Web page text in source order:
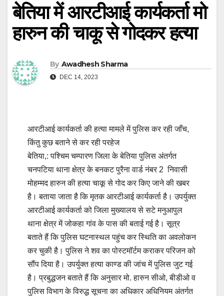
बेतिया में आरटीआई कार्यकर्ता मो
हारुन की चाकू से गोदकर हत्या
By Awadhesh Sharma
DEC 14, 2023
आरटीआई कार्यकर्ता की हत्या मामले में पुलिस कर रही जाँच,
किंतु कुछ बताने से कर रही परहेज
बेतिया,: पश्चिम चम्पारण जिला के बेतिया पुलिस अंतर्गत
चनपटिया थाना क्षेत्र के बनकट पुरैना वार्ड नंबर 2 निवासी
मोहम्मद हारुन की हत्या चाकू से गोद कर किए जाने की खबर
है। बताया जाता है कि मृतक आरटीआई कार्यकर्ता है। उपर्युक्त
आरटीआई कार्यकर्ता को जिला मुख्यालय से सटे मनुआपुल
थाना क्षेत्र में जोकहा गांव के पास की बताई गई है। सूत्र
बताते हैं कि पुलिस घटनास्थल पहुंच कर स्थिति का अवलोकन
कर चुकी है। पुलिस ने शव का पोस्टमॉर्टम कराकर परिजन को
सौंप दिया है। उपर्युक्त हत्या काण्ड की जांच में पुलिस जुट गई
है। प्रबुद्धजन बताते हैं कि अनुसार मो. हारुन सीओ, बीडीओ व
पुलिस विभाग के विरुद्ध सूचना का अधिकार अधिनियम अंतर्गत